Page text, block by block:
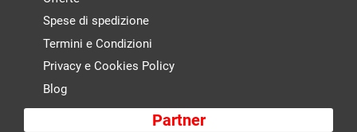
Spese di spedizione
Termini e Condizioni
Privacy e Cookies Policy
Blog
Partner